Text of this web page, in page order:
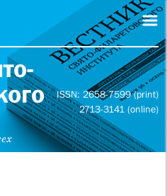
ISSN: 2658-7599 (print)
2713-3141 (online)